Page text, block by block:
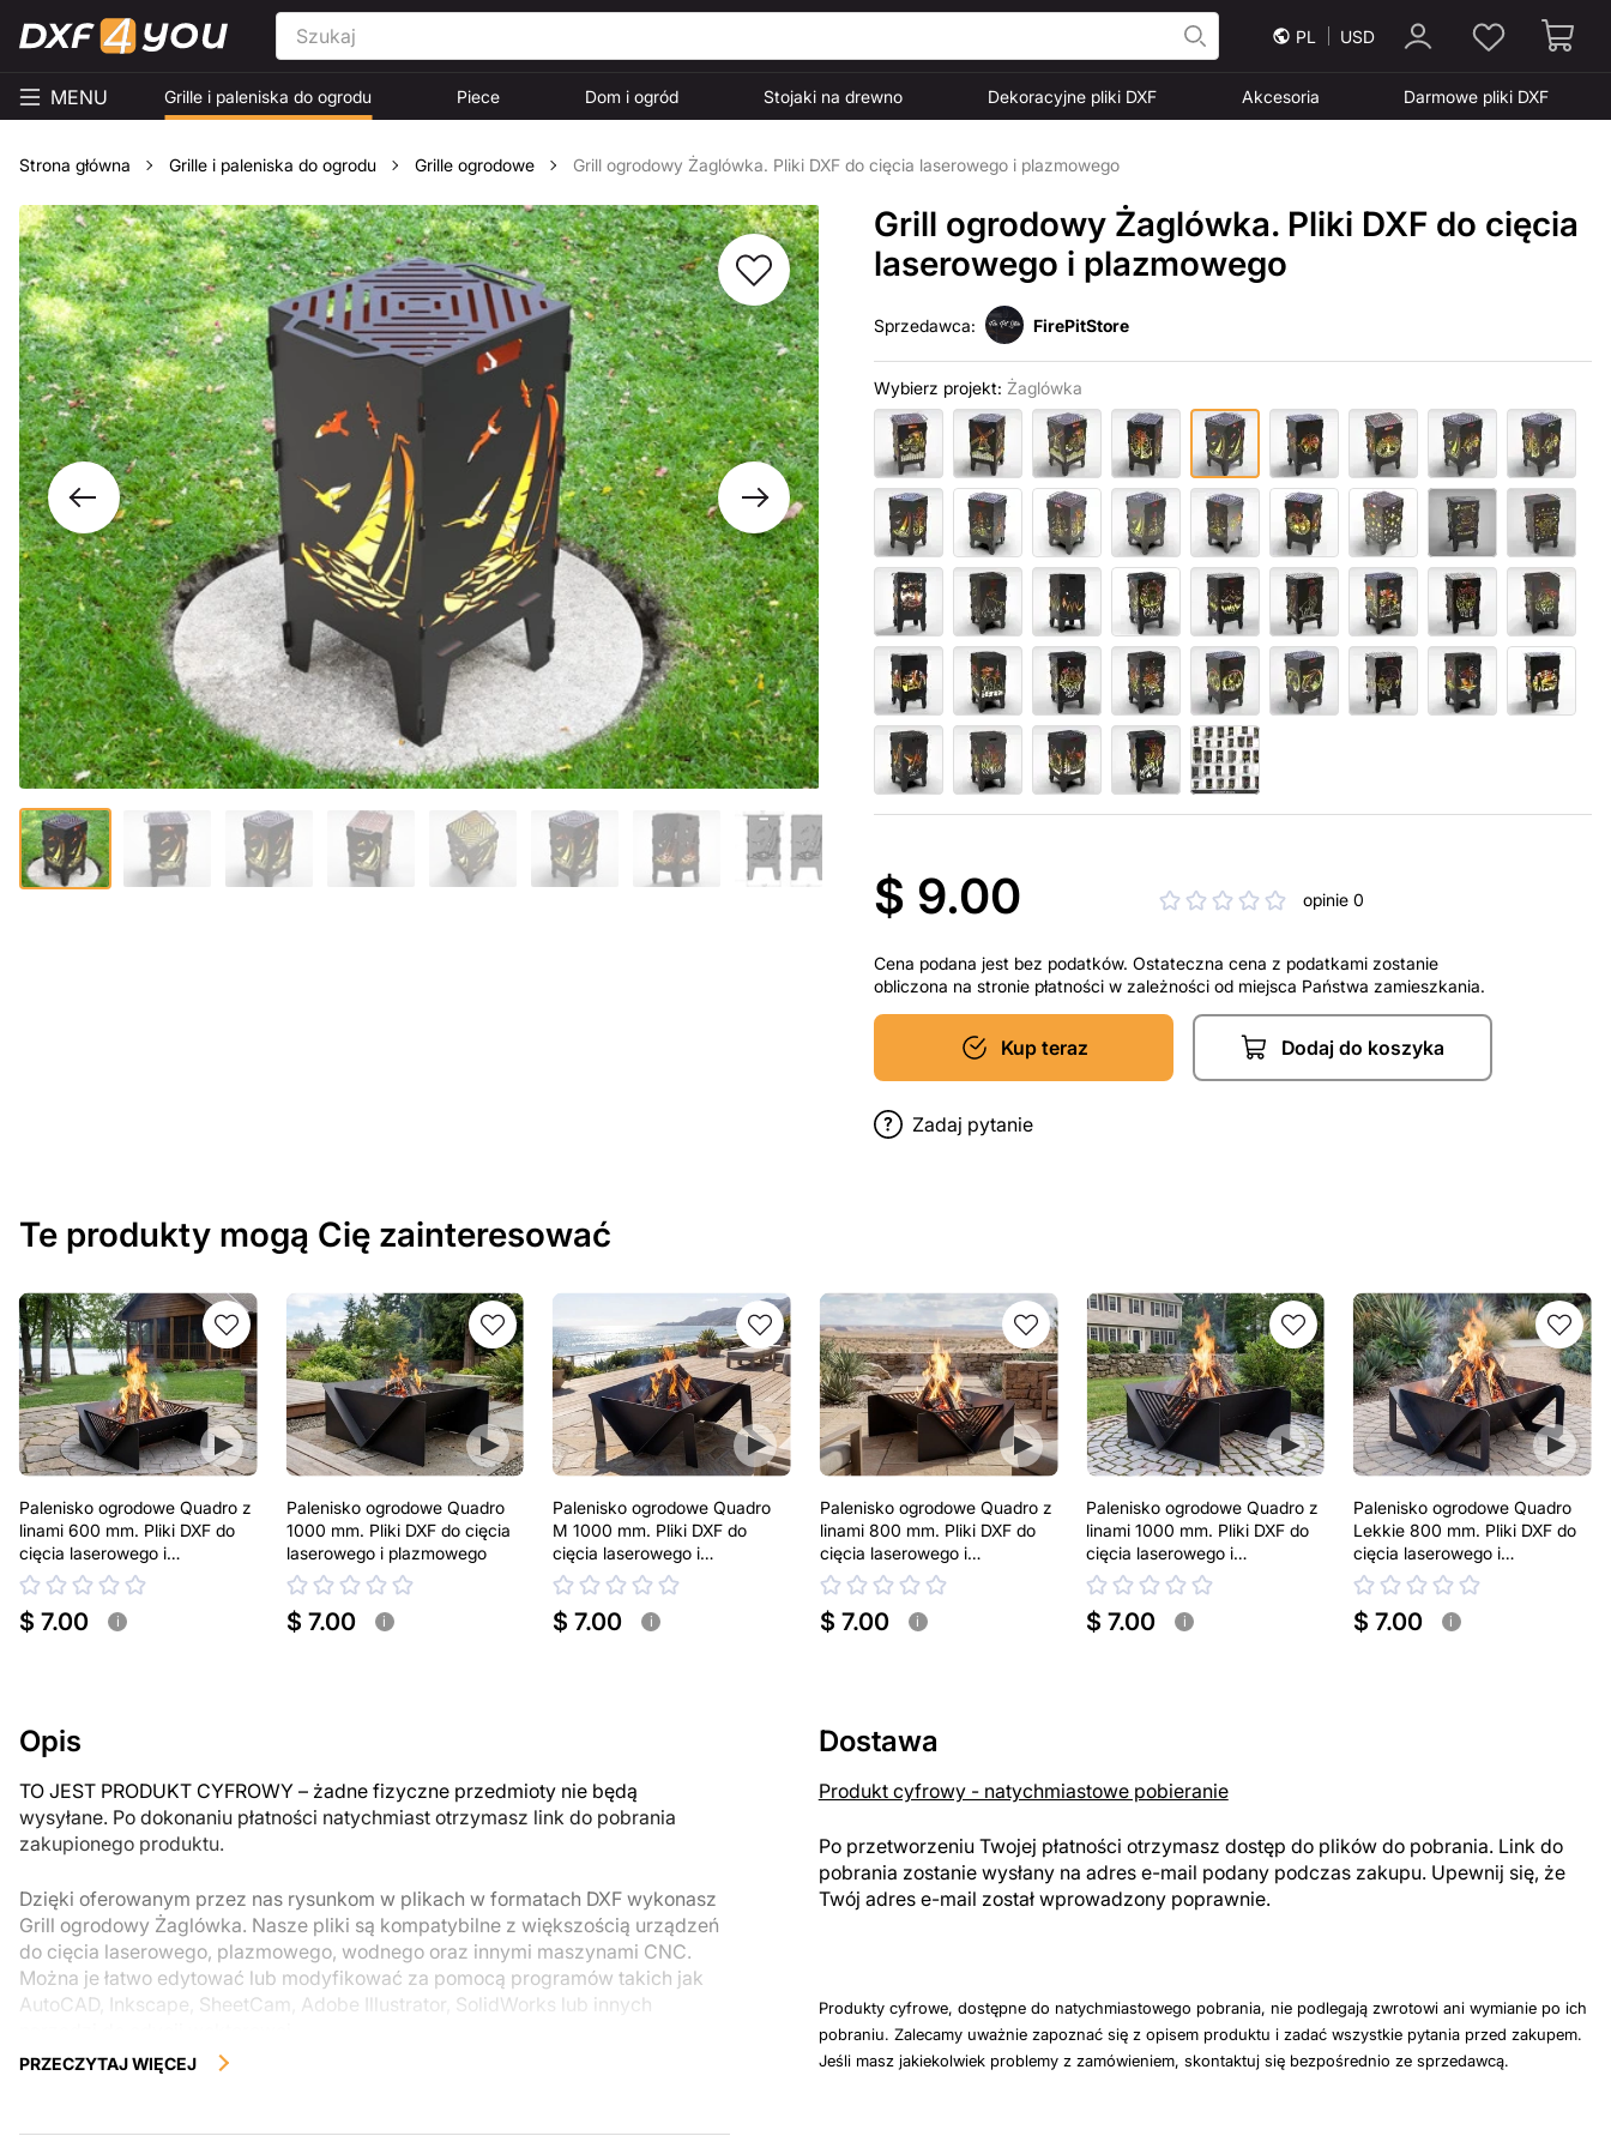
PL USD
MENU Grille i paleniska do ogrodu Piece Dom i ogród Stojaki na drewno Dekoracyjne pliki DXF Akcesoria Darmowe pliki DXF
Strona główna Grille i paleniska do ogrodu Grille ogrodowe Grill ogrodowy Żaglówka. Pliki DXF do cięcia laserowego i plazmowego
Grill ogrodowy Żaglówka. Pliki DXF do cięcia
laserowego i plazmowego
Sprzedawca: FirePitStore
Wybierz projekt: Żaglówka
$ 9.00 opinie 0
Cena podana jest bez podatków. Ostateczna cena z podatkami zostanie
obliczona na stronie płatności w zależności od miejsca Państwa zamieszkania.
Kup teraz Dodaj do koszyka
Zadaj pytanie
Te produkty mogą Cię zainteresować
Palenisko ogrodowe Quadro z
linami 600 mm. Pliki DXF do
cięcia laserowego i
plazmowego
$ 7.00 i
Palenisko ogrodowe Quadro
1000 mm. Pliki DXF do cięcia
laserowego i plazmowego
$ 7.00 i
Palenisko ogrodowe Quadro
M 1000 mm. Pliki DXF do
cięcia laserowego i
plazmowego
$ 7.00 i
Palenisko ogrodowe Quadro z
linami 800 mm. Pliki DXF do
cięcia laserowego i
plazmowego
$ 7.00 i
Palenisko ogrodowe Quadro z
linami 1000 mm. Pliki DXF do
cięcia laserowego i
plazmowego
$ 7.00 i
Palenisko ogrodowe Quadro
Lekkie 800 mm. Pliki DXF do
cięcia laserowego i
plazmowego
$ 7.00 i
Opis
TO JEST PRODUKT CYFROWY – żadne fizyczne przedmioty nie będą
wysyłane. Po dokonaniu płatności natychmiast otrzymasz link do pobrania
zakupionego produktu.
Dzięki oferowanym przez nas rysunkom w plikach w formatach DXF wykonasz
Grill ogrodowy Żaglówka. Nasze pliki są kompatybilne z większością urządzeń
do cięcia laserowego, plazmowego, wodnego oraz innymi maszynami CNC.
Można je łatwo edytować lub modyfikować za pomocą programów takich jak
AutoCAD, Inkscape, SheetCam, Adobe Illustrator, SolidWorks lub innych
PRZECZYTAJ WIĘCEJ
Dostawa
Produkt cyfrowy - natychmiastowe pobieranie
Po przetworzeniu Twojej płatności otrzymasz dostęp do plików do pobrania. Link do
pobrania zostanie wysłany na adres e-mail podany podczas zakupu. Upewnij się, że
Twój adres e-mail został wprowadzony poprawnie.
Produkty cyfrowe, dostępne do natychmiastowego pobrania, nie podlegają zwrotowi ani wymianie po ich
pobraniu. Zalecamy uważnie zapoznać się z opisem produktu i zadać wszystkie pytania przed zakupem.
Jeśli masz jakiekolwiek problemy z zamówieniem, skontaktuj się bezpośrednio ze sprzedawcą.